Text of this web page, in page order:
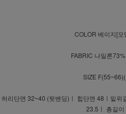
COLOR 베이지[모
FABRIC 나일론
SIZE
허리단면 32~40 (뒷밴딩)ㅣ 힙단면 48ㅣ밑위
23.5ㅣ 총길이